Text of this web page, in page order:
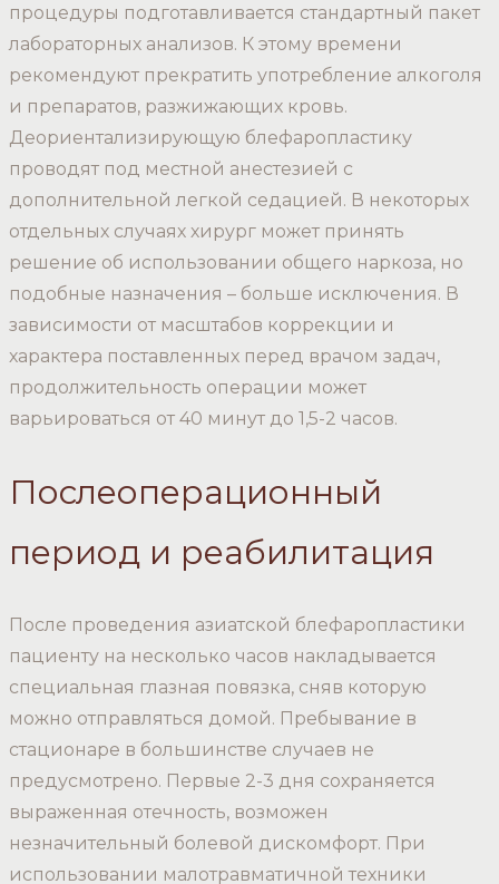
процедуры подготавливается стандартный пакет
лабораторных анализов. К этому времени
рекомендуют прекратить употребление алкоголя
и препаратов, разжижающих кровь.
Деориентализирующую блефаропластику
проводят под местной анестезией с
дополнительной легкой седацией. В некоторых
отдельных случаях хирург может принять
решение об использовании общего наркоза, но
подобные назначения – больше исключения. В
зависимости от масштабов коррекции и
характера поставленных перед врачом задач,
продолжительность операции может
варьироваться от 40 минут до 1,5-2 часов.
Послеоперационный
период и реабилитация
После проведения азиатской блефаропластики
пациенту на несколько часов накладывается
специальная глазная повязка, сняв которую
можно отправляться домой. Пребывание в
стационаре в большинстве случаев не
предусмотрено. Первые 2-3 дня сохраняется
выраженная отечность, возможен
незначительный болевой дискомфорт. При
использовании малотравматичной техники